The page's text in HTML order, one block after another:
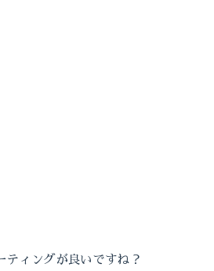
ティングが良いですね？